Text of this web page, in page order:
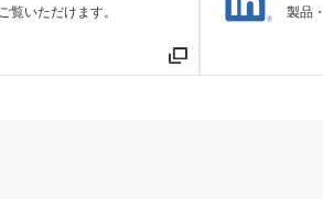
覧いただけます。 製品